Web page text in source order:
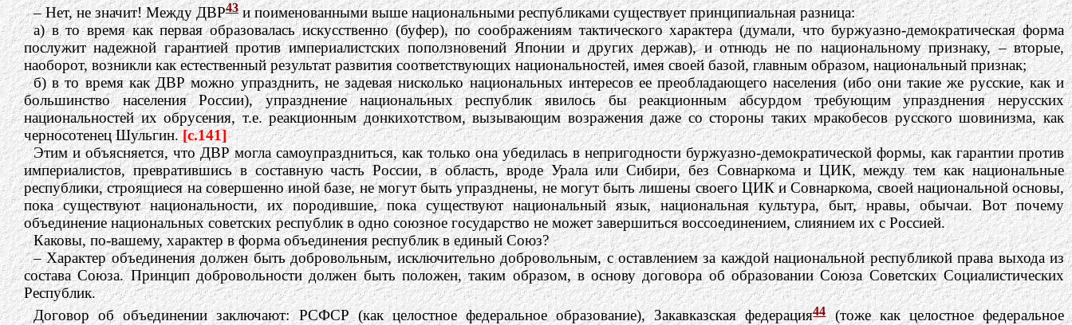
– Нет, не значит! Между ДВР43и поименованными выше национальными республиками существует принципиальная разница:
а) в то время как первая образовалась искусственно (буфер), по соображениям тактического характера (думали, что буржуазно-демократическая форма
послужит надежной гарантией против империалистских поползновений Японии и других держав), и отнюдь не по национальному признаку, – вторые,
наоборот, возникли как естественный результат развития соответствующих национальностей, имея своей базой, главным образом, национальный признак;
б) в то время как ДВР можно упразднить, не задевая нисколько национальных интересов ее преобладающего населения (ибо они такие же русские, как и
большинство населения России), упразднение национальных республик явилось бы реакционным абсурдом требующим упразднения нерусских
национальностей их обрусения, т.е. реакционным донкихотством, вызывающим возражения даже со стороны таких мракобесов русского шовинизма, как
черносотенец Шульгин.[c.141]
Этим и объясняется, что ДВР могла самоупраздниться, как только она убедилась в непригодности буржуазно-демократической формы, как гарантии против
империалистов, превратившись в составную часть России, в область, вроде Урала или Сибири, без Совнаркома и ЦИК, между тем как национальные
республики, строящиеся на совершенно иной базе, не могут быть упразднены, не могут быть лишены своего ЦИК и Совнаркома, своей национальной основы,
пока существуют национальности, их породившие, пока существуют национальный язык, национальная культура, быт, нравы, обычаи. Вот почему
объединение национальных советских республик в одно союзное государство не может завершиться воссоединением, слиянием их с Россией.
Каковы, по-вашему, характер в форма объединения республик в единый Союз?
– Характер объединения должен быть добровольным, исключительно добровольным, с оставлением за каждой национальной республикой права выхода из
состава Союза. Принцип добровольности должен быть положен, таким образом, в основу договора об образовании Союза Советских Социалистических
Республик.
Договор об объединении заключают: РСФСР (как целостное федеральное образование), Закавказская федерация44(тоже как целостное федеральное